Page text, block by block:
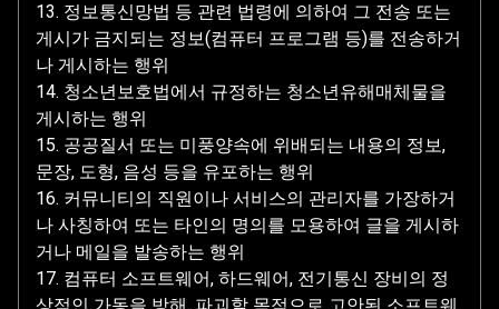
13. 정보통신망법 등 관련 법령에 의하여 그 전송 또는
게시가 금지되는 정보(컴퓨터 프로그램 등)를 전송하거
나 게시하는 행위
14. 청소년보호법에서 규정하는 청소년유해매체물을
게시하는 행위
15. 공공질서 또는 미풍양속에 위배되는 내용의 정보,
문장, 도형, 음성 등을 유포하는 행위
16. 커뮤니티의 직원이나 서비스의 관리자를 가장하거
나 사칭하여 또는 타인의 명의를 모용하여 글을 게시하
거나 메일을 발송하는 행위
17. 컴퓨터 소프트웨어, 하드웨어, 전기통신 장비의 정